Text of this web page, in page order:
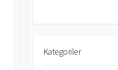
Kategoriler